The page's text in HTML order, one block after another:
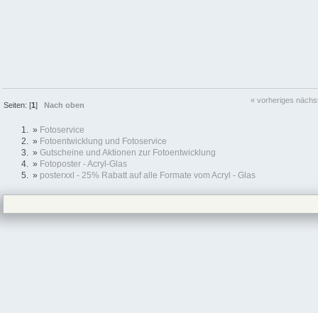
Seiten: [1]Nach oben
« vorheriges
» Fotoservice
» Fotoentwicklung und Fotoservice
» Gutscheine und Aktionen zur Fotoentwicklung
» Fotoposter - Acryl-Glas
» posterxxl - 25% Rabatt auf alle Formate vom Acryl - Glas